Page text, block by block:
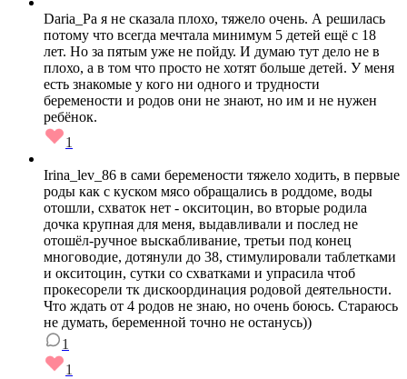
Daria_Pa я не сказала плохо, тяжело очень. А решилась
потому что всегда мечтала минимум 5 детей ещё с 18
лет. Но за пятым уже не пойду. И думаю тут дело не в
плохо, а в том что просто не хотят больше детей. У меня
есть знакомые у кого ни одного и трудности
беремености и родов они не знают, но им и не нужен
ребёнок.
1
Irina_lev_86 в сами беремености тяжело ходить, в первые
роды как с куском мясо обращались в роддоме, воды
отошли, схваток нет - окситоцин, во вторые родила
дочка крупная для меня, выдавливали и послед не
отошёл-ручное выскабливание, третьи под конец
многоводие, дотянули до 38, стимулировали таблетками
и окситоцин, сутки со схватками и упрасила чтоб
прокесорели тк дискоординация родовой деятельности.
Что ждать от 4 родов не знаю, но очень боюсь. Стараюсь
не думать, беременной точно не останусь))
1
1